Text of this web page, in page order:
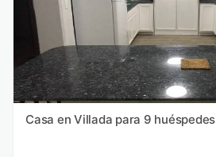
Casa en Villada para 9 huéspedes